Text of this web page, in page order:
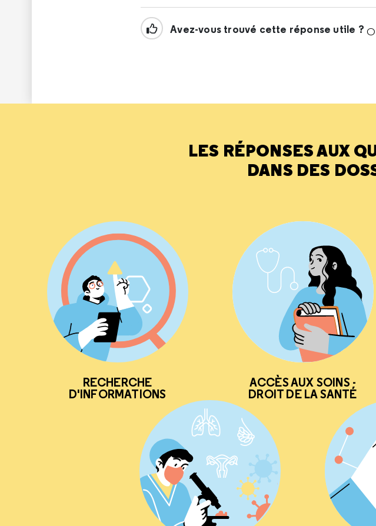
Avez-vous trouvé cette réponse utile ?
LES RÉPONSES AUX
DANS DES
RECHERCHE
D'INFORMATIONS
ACCÈS AUX SOINS -
DROIT DE LA SANTÉ